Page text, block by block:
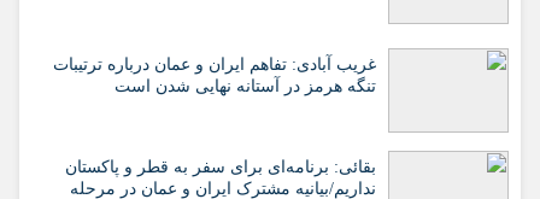
غریب آبادی: تفاهم ایران و عمان درباره ترتیبات
تنگه هرمز در آستانه نهایی شدن است
بقائی: برنامه‌ای برای سفر به قطر و پاکستان
نداریم/بیانیه مشترک ایران و عمان در مرحله